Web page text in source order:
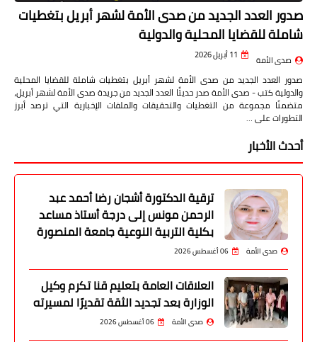
صدور العدد الجديد من صدى الأمة لشهر أبريل بتغطيات
شاملة للقضايا المحلية والدولية
صدى الأمة 11 أبريل 2026
صدور العدد الجديد من صدى الأمة لشهر أبريل بتغطيات شاملة للقضايا المحلية
والدولية كتب - صدى الأمة صدر حديثًا العدد الجديد من جريدة صدى الأمة لشهر أبريل،
متضمنًا مجموعة من التغطيات والتحقيقات والملفات الإخبارية التي ترصد أبرز
التطورات على …
أحدث الأخبار
ترقية الدكتورة أشجان رضا أحمد عبد
الرحمن مونس إلى درجة أستاذ مساعد
بكلية التربية النوعية جامعة المنصورة
صدى الأمة 06 أغسطس 2026
العلاقات العامة بتعليم قنا تكرم وكيل
الوزارة بعد تجديد الثقة تقديرًا لمسيرته
صدى الأمة 06 أغسطس 2026